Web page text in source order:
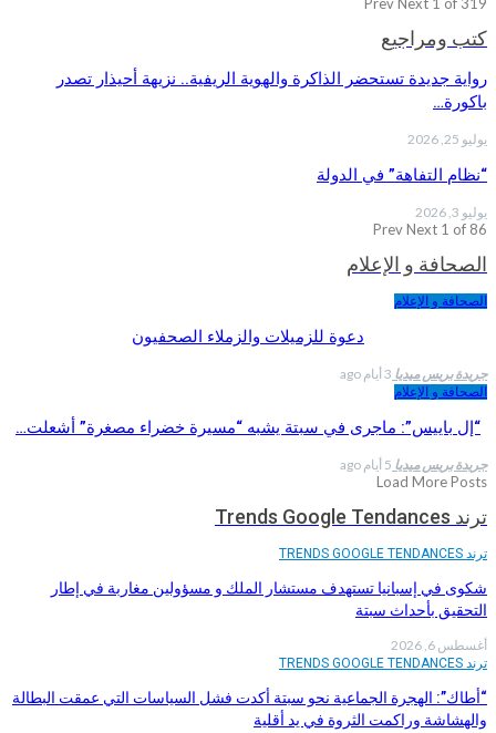
كتب ومراجيع
رواية جديدة تستحضر الذاكرة والهوية الريفية.. نزيهة أحيذار تصدر
باكورة…
يوليو 25, 2026
“نظام التفاهة” في الدولة
يوليو 3, 2026
PrevNext 1 of 86
الصحافة و الإعلام
الصحافة و الإعلام
دعوة للزميلات والزملاء الصحفيون
جريدة بريس ميديا 3 أيام ago
الصحافة و الإعلام
“إل باييس”: ماجرى في سبتة يشبه “مسيرة خضراء مصغرة” أشعلت…
جريدة بريس ميديا 5 أيام ago
Load More Posts
ترند Trends Google Tendances
ترند TRENDS GOOGLE TENDANCES
شكوى في إسبانيا تستهدف مستشار الملك و مسؤولين مغاربة في إطار
التحقيق بأحداث سبتة
أغسطس 6, 2026
ترند TRENDS GOOGLE TENDANCES
“أطاك”: الهجرة الجماعية نحو سبتة أكدت فشل السياسات التي عمقت البطالة
والهشاشة وراكمت الثروة في يد أقلية